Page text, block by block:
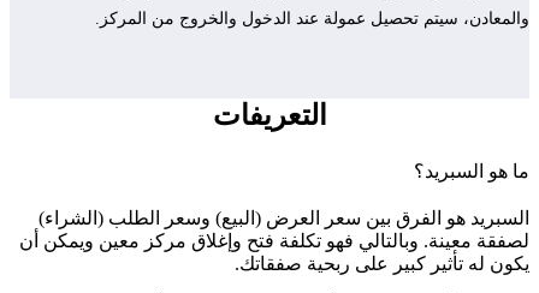
والمعادن، سيتم تحصيل عمولة عند الدخول والخروج من المركز.
التعريفات
ما هو السبريد؟
السبريد هو الفرق بين سعر العرض (البيع) وسعر الطلب (الشراء)
لصفقة معينة. وبالتالي فهو تكلفة فتح وإغلاق مركز معين ويمكن أن
يكون له تأثير كبير على ربحية صفقاتك.